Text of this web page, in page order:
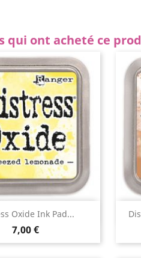
qui ont acheté ce
Oxide Ink Pad...
7,00 €
rapide